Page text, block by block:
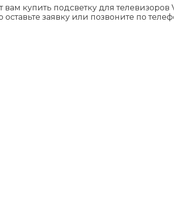
вам купить подсветку для
заявку или позвоните по